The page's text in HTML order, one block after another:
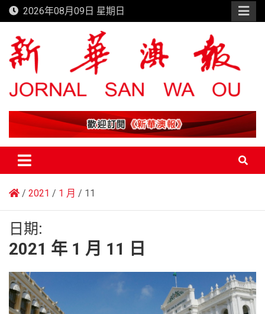
Skip
to
content
2026年08月09日 星期日
新華澳報
2021 1 月 11
日期:
2021 年 1 月 11 日